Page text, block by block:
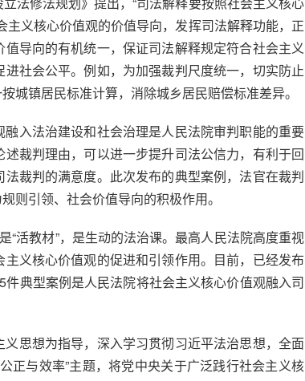
义核心价值观的价值导向，发挥司法解释功能，正
导向的有机统一，保证司法解释规定符合社会主义
社会公平。例如，为加强裁判尺度统一，切实防止
城镇居民标准计算，消除城乡居民赔偿标准差异。
入法治建设和社会治理是人民法院审判职能的重要
裁判理由，可以进一步提升司法公信力，有利于回
裁判的满意度。此次发布的典型案例，法官在裁判
则引领、社会价值导向的积极作用。
“活教材”，是生动的法治课。最高人民法院高度重视
义核心价值观的促进和引领作用。目前，已经发布
典型案例是人民法院将社会主义核心价值观融入司
思想为指导，深入学习贯彻习近平法治思想，全面
正与效率”主题，将党中央关于广泛践行社会主义核